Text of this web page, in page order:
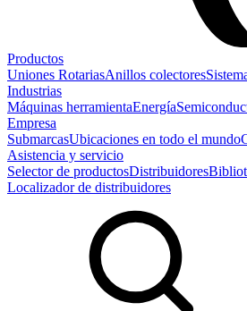
Productos
Uniones RotariasAnillos colectores
Industrias
Máquinas herramientaEnergía
Empresa
SubmarcasUbicaciones en todo el mundo
Asistencia y servicio
Selector de productosDistribuidores
Localizador de distribuidores